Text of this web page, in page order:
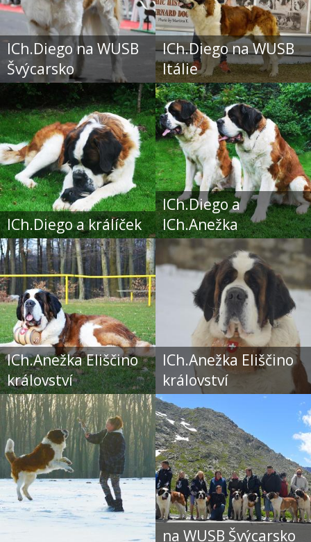
ICh.Diego na WUSB
Švýcarsko
ICh.Diego na WUSB
Itálie
ICh.Diego a králíček
ICh.Diego a
ICh.Anežka
ICh.Anežka Eliščino
království
ICh.Anežka Eliščino
království
na WUSB Švýcarsko